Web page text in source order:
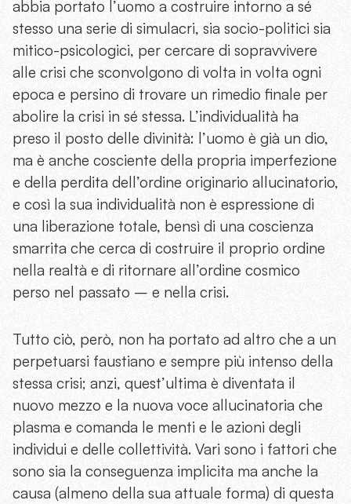
abbia portato l’uomo a costruire intorno a sé
stesso una serie di simulacri, sia socio-politici sia
mitico-psicologici, per cercare di sopravvivere
alle crisi che sconvolgono di volta in volta ogni
epoca e persino di trovare un rimedio finale per
abolire la crisi in sé stessa. L’individualità ha
preso il posto delle divinità: l’uomo è già un dio,
ma è anche cosciente della propria imperfezione
e della perdita dell’ordine originario allucinatorio,
e così la sua individualità non è espressione di
una liberazione totale, bensì di una coscienza
smarrita che cerca di costruire il proprio ordine
nella realtà e di ritornare all’ordine cosmico
perso nel passato – e nella crisi.
Tutto ciò, però, non ha portato ad altro che a un
perpetuarsi faustiano e sempre più intenso della
stessa crisi; anzi, quest’ultima è diventata il
nuovo mezzo e la nuova voce allucinatoria che
plasma e comanda le menti e le azioni degli
individui e delle collettività. Vari sono i fattori che
sono sia la conseguenza implicita ma anche la
causa (almeno della sua attuale forma) di questa